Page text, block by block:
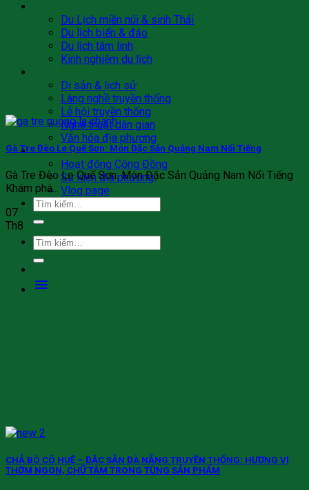
Du Lịch miền núi & sinh Thái
Du lịch biển & đảo
Du lịch tâm linh
Kinh nghiệm du lịch
Di sản & lịch sử
Làng nghề truyền thống
Lễ hội truyền thống
Nghệ thuật dân gian
Văn hóa địa phương
Tin tức
Hoạt động Cộng Đồng
Sự kiện địa phương
Vlog page
Tìm
kiếm:
Tìm
kiếm:
Gà Tre Đèo Le Quế Sơn: Món Đặc Sản Quảng Nam Nổi Tiếng
Gà Tre Đèo Le Quế Sơn: Món Đặc Sản Quảng Nam Nổi Tiếng
Khám phá...
07
Th8
CHẢ BÒ CÔ HUỆ – ĐẶC SẢN ĐÀ NẴNG TRUYỀN THỐNG: HƯƠNG VỊ
THƠM NGON, CHỮ TÂM TRONG TỪNG SẢN PHẨM